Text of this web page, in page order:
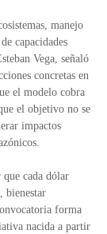
manejo
capacidades
Vega, señaló
concretas en
el modelo cobra
el objetivo no se
impactos
que cada dólar
bienestar
forma
nacida a partir